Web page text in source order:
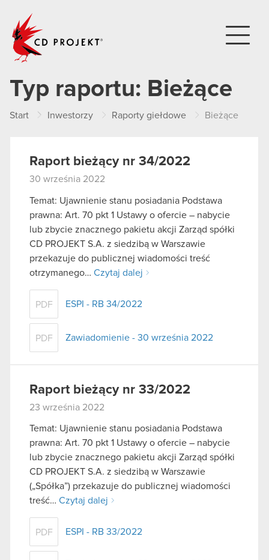
Typ raportu: Bieżące
Start Inwestorzy Raporty giełdowe Bieżące
Raport bieżący nr 34/2022
30 września 2022
Temat: Ujawnienie stanu posiadania Podstawa
prawna: Art. 70 pkt 1 Ustawy o ofercie – nabycie
lub zbycie znacznego pakietu akcji Zarząd spółki
CD PROJEKT S.A. z siedzibą w Warszawie
przekazuje do publicznej wiadomości treść
otrzymanego… Czytaj dalej
PDF ESPI - RB 34/2022
PDF Zawiadomienie - 30 września 2022
Raport bieżący nr 33/2022
23 września 2022
Temat: Ujawnienie stanu posiadania Podstawa
prawna: Art. 70 pkt 1 Ustawy o ofercie – nabycie
lub zbycie znacznego pakietu akcji Zarząd spółki
CD PROJEKT S.A. z siedzibą w Warszawie
(„Spółka”) przekazuje do publicznej wiadomości
treść… Czytaj dalej
PDF ESPI - RB 33/2022